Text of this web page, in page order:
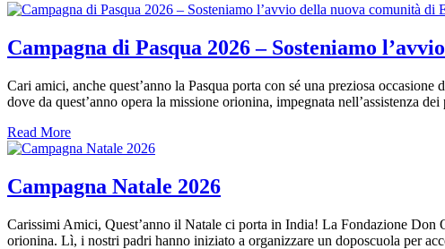
Campagna di Pasqua 2026 – Sosteniamo
Cari amici, anche quest’anno la Pasqua porta con sé una preziosa
dove da quest’anno opera la missione orionina, impegnata nell’assistenza
Read More
Campagna Natale 2026
Carissimi Amici, Quest’anno il Natale ci porta in India! La Fondazione Don
orionina. Lì, i nostri padri hanno iniziato a organizzare un doposcuola per